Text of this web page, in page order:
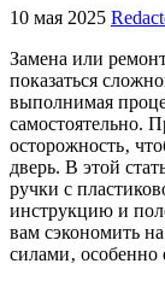
10 мая 2025
Замена или
показаться
выполнимая
самостоятельно.
осторожность‚
дверь. В этой
ручки с
инструкцию и
вам сэкономить
силами‚ особенно